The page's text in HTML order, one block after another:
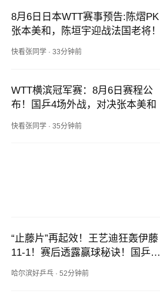
8月6日日本WTT赛事预告:陈熠PK
张本美和，陈垣宇迎战法国老将！
快看张同学 ·33分钟前
WTT横滨冠军赛：8月6日赛程公
布！国乒4场外战，对决张本美和
快看张同学 ·35分钟前
“止藤片”再起效！王艺迪狂轰伊藤
11-1！赛后透露赢球秘诀！国乒女
哈尔滨好乒乓 ·52分钟前